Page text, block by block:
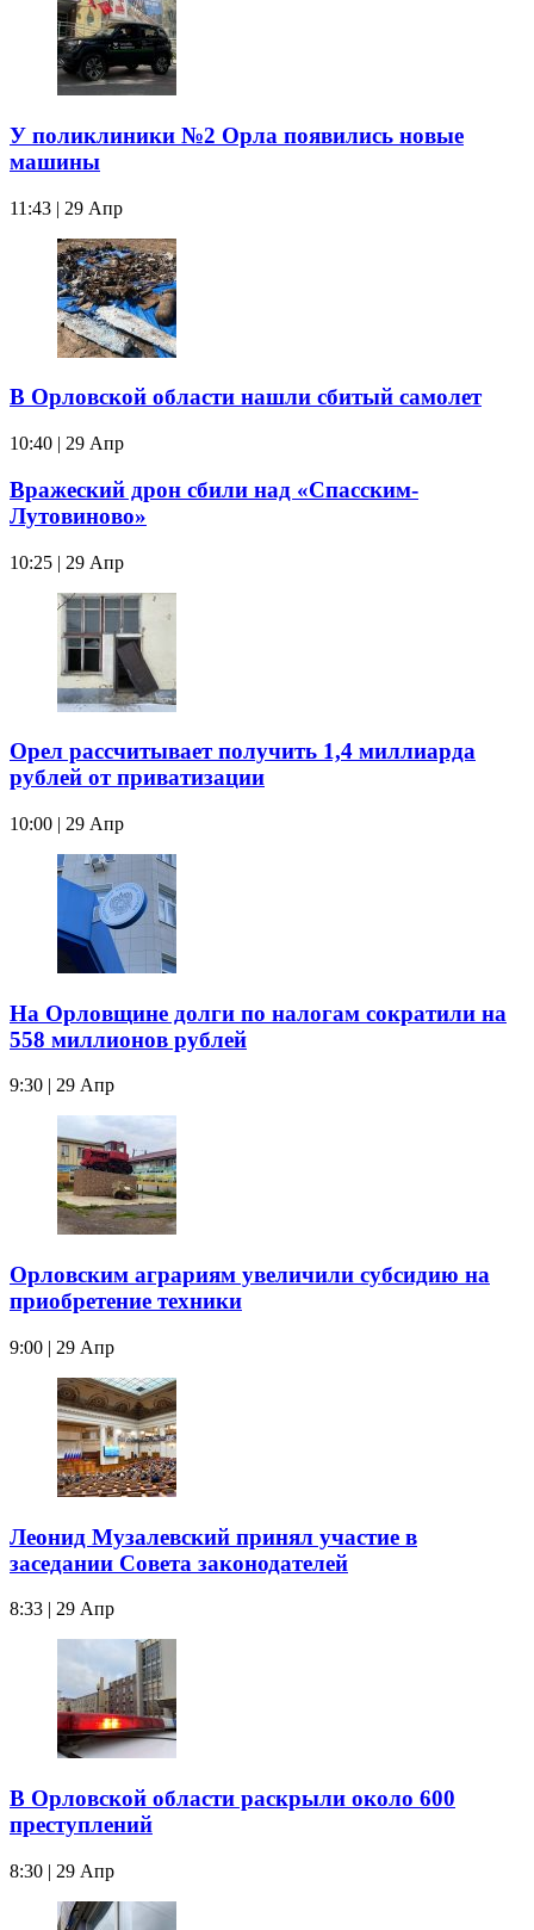
У поликлиники №2 Орла появились новые
машины
11:43 | 29 Апр
В Орловской области нашли сбитый самолет
10:40 | 29 Апр
Вражеский дрон сбили над «Спасским-
Лутовиново»
10:25 | 29 Апр
Орел рассчитывает получить 1,4 миллиарда
рублей от приватизации
10:00 | 29 Апр
На Орловщине долги по налогам сократили на
558 миллионов рублей
9:30 | 29 Апр
Орловским аграриям увеличили субсидию на
приобретение техники
9:00 | 29 Апр
Леонид Музалевский принял участие в
заседании Совета законодателей
8:33 | 29 Апр
В Орловской области раскрыли около 600
преступлений
8:30 | 29 Апр